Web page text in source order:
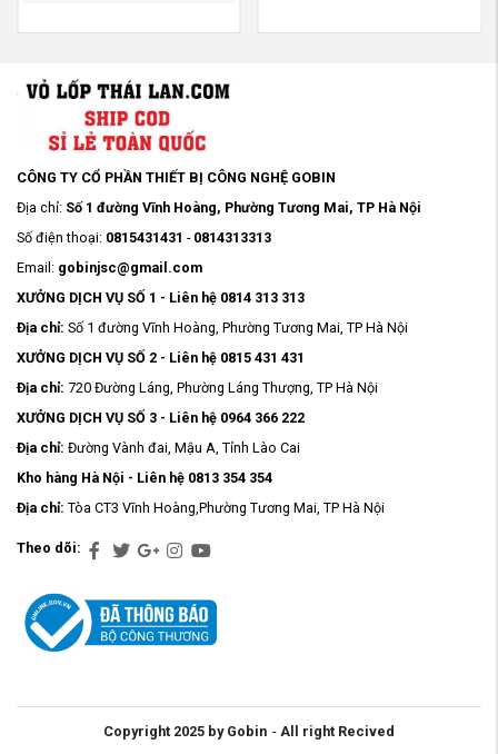
CÔNG TY CỔ PHẦN THIẾT BỊ CÔNG NGHỆ GOBIN
Địa chỉ: Số 1 đường Vĩnh Hoàng, Phường Tương Mai, TP Hà Nội
Số điện thoại: 0815431431 - 0814313313
Email: gobinjsc@gmail.com
XƯỞNG DỊCH VỤ SỐ 1 - Liên hệ 0814 313 313
Địa chỉ: Số 1 đường Vĩnh Hoàng, Phường Tương Mai, TP Hà Nội
XƯỞNG DỊCH VỤ SỐ 2 - Liên hệ 0815 431 431
Địa chỉ: 720 Đường Láng, Phường Láng Thượng, TP Hà Nội
XƯỞNG DỊCH VỤ SỐ 3 - Liên hệ 0964 366 222
Địa chỉ: Đường Vành đai, Mậu A, Tỉnh Lào Cai
Kho hàng Hà Nội - Liên hệ 0813 354 354
Địa chỉ: Tòa CT3 Vĩnh Hoàng,Phường Tương Mai, TP Hà Nội
Theo dõi:
Copyright 2025 by Gobin - All right Recived